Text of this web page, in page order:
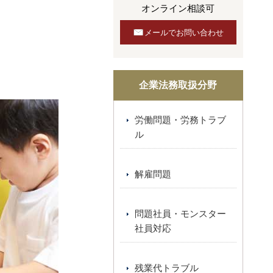
オンライン相談可
メールでお問い合わせ
企業法務取扱分野
労働問題・労務トラブ
ル
解雇問題
問題社員・モンスター
社員対応
残業代トラブル